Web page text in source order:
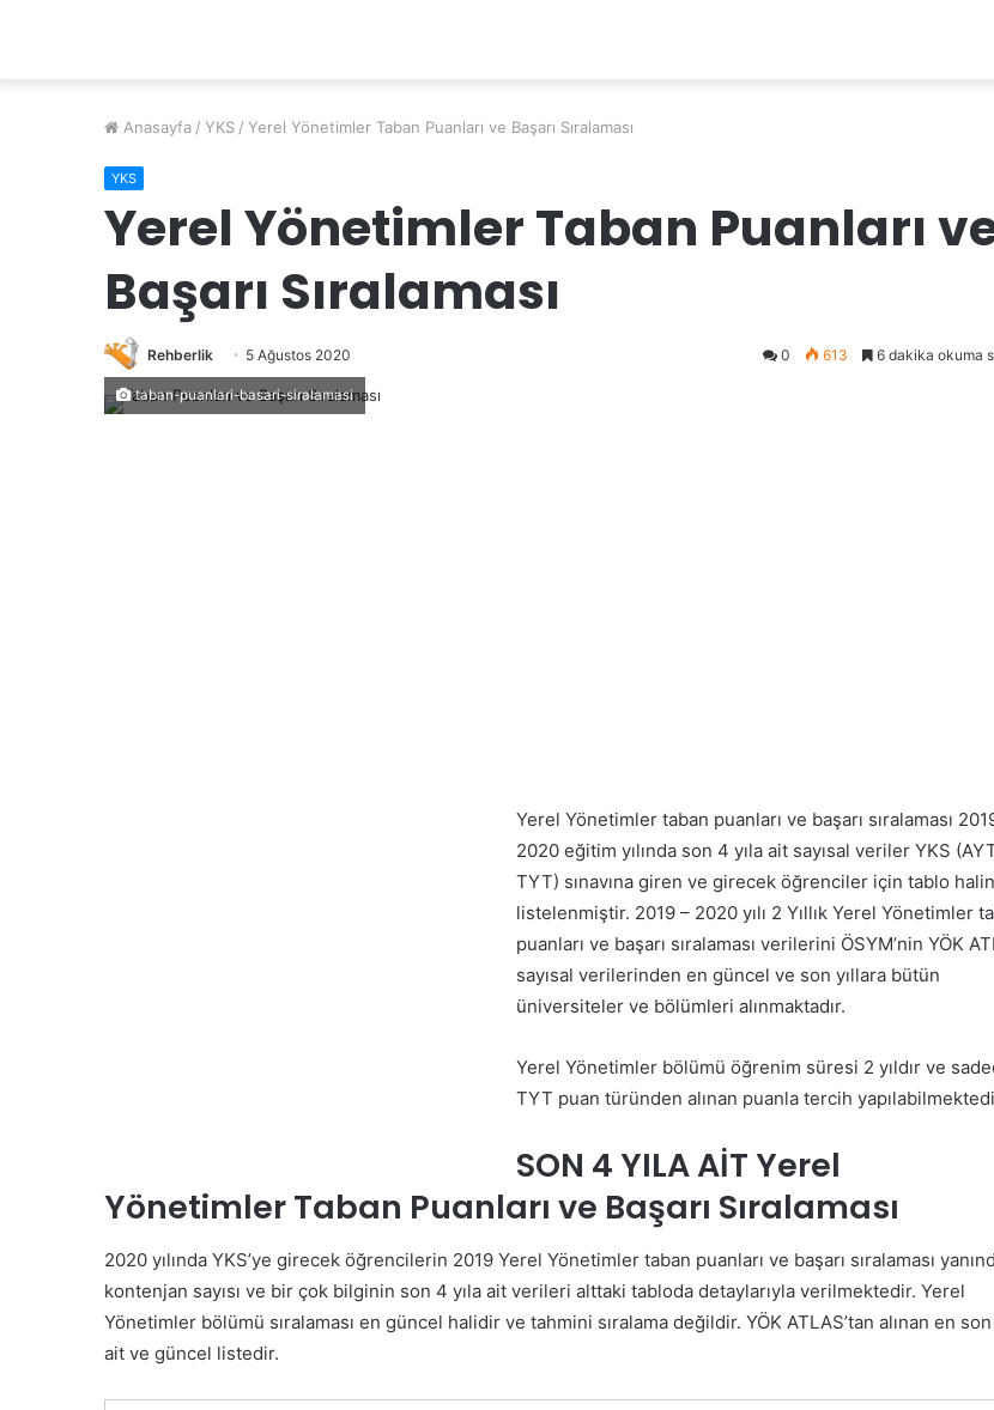
Anasayfa / YKS / Yerel Yönetimler Taban Puanları ve Başarı Sıralaması
YKS
Yerel Yönetimler Taban Puanları
Başarı Sıralaması
Rehberlik 5 Ağustos 2020 0 613 6 dakika okuma
taban-puanlari-basari-siralamasi
Yerel Yönetimler taban puanları ve başarı sıralaması
2020 eğitim yılında son 4 yıla ait sayısal veriler YKS
TYT) sınavına giren ve girecek öğrenciler için tablo
listelenmiştir. 2019 – 2020 yılı 2 Yıllık Yerel Yönetimler
puanları ve başarı sıralaması verilerini ÖSYM’nin YÖK
sayısal verilerinden en güncel ve son yıllara bütün
üniversiteler ve bölümleri alınmaktadır.
Yerel Yönetimler bölümü öğrenim süresi 2 yıldır ve
TYT puan türünden alınan puanla tercih
SON 4 YILA AİT Yerel
Yönetimler Taban Puanları ve Başarı Sıralaması
2020 yılında YKS’ye girecek öğrencilerin 2019 Yerel Yönetimler taban puanları ve başarı sıralaması
kontenjan sayısı ve bir çok bilginin son 4 yıla ait verileri alttaki tabloda detaylarıyla verilmektedir. Yerel
Yönetimler bölümü sıralaması en güncel halidir ve tahmini sıralama değildir. YÖK ATLAS’tan alınan en son
ait ve güncel listedir.